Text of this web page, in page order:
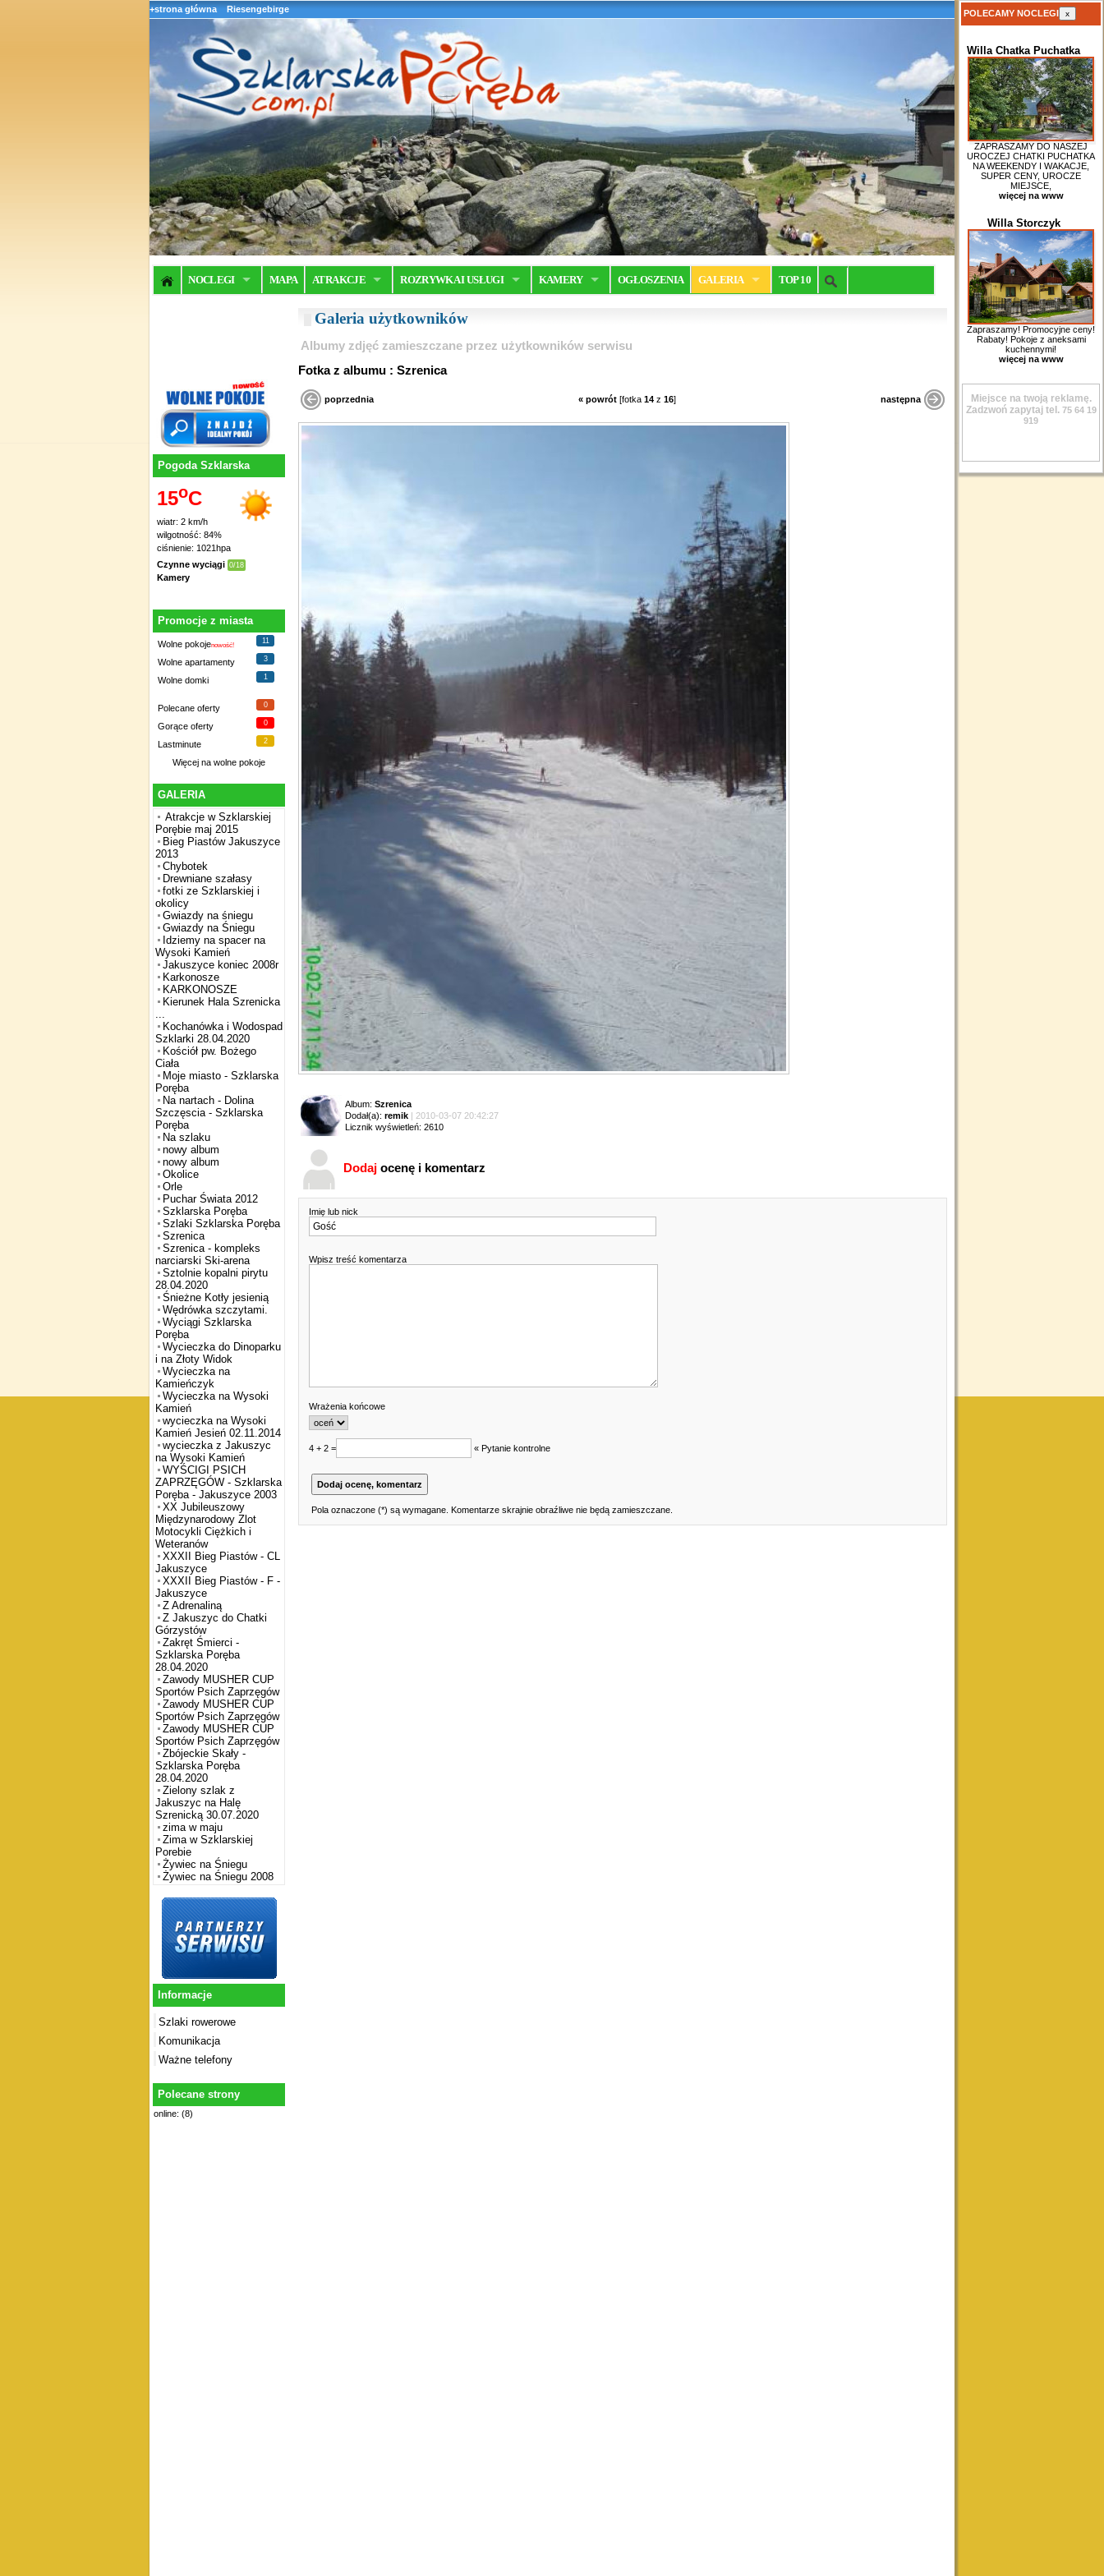
+strona główna Riesengebirge
NOCLEGI MAPA ATRAKCJE ROZRYWKA I USŁUGI KAMERY OGŁOSZENIA GALERIA TOP 10
Pogoda Szklarska
15oC
wiatr: 2 km/h
wilgotność: 84%
ciśnienie: 1021hpa
Czynne wyciągi 0/18
Kamery
Promocje z miasta
Wolne pokojenowość!
11
Wolne apartamenty 3
Wolne domki 1
Polecane oferty 0
Gorące oferty 0
Lastminute 2
Więcej na wolne pokoje
GALERIA
Atrakcje w Szklarskiej
Porębie maj 2015
Bieg Piastów Jakuszyce
2013
Chybotek
Drewniane szałasy
fotki ze Szklarskiej i
okolicy
Gwiazdy na śniegu
Gwiazdy na Śniegu
Idziemy na spacer na
Wysoki Kamień
Jakuszyce koniec 2008r
Karkonosze
KARKONOSZE
Kierunek Hala Szrenicka
...
Kochanówka i Wodospad
Szklarki 28.04.2020
Kościół pw. Bożego
Ciała
Moje miasto - Szklarska
Poręba
Na nartach - Dolina
Szczęscia - Szklarska
Poręba
Na szlaku
nowy album
nowy album
Okolice
Orle
Puchar Świata 2012
Szklarska Poręba
Szlaki Szklarska Poręba
Szrenica
Szrenica - kompleks
narciarski Ski-arena
Sztolnie kopalni pirytu
28.04.2020
Śnieżne Kotły jesienią
Wędrówka szczytami.
Wyciągi Szklarska
Poręba
Wycieczka do Dinoparku
i na Złoty Widok
Wycieczka na
Kamieńczyk
Wycieczka na Wysoki
Kamień
wycieczka na Wysoki
Kamień Jesień 02.11.2014
wycieczka z Jakuszyc
na Wysoki Kamień
WYŚCIGI PSICH
ZAPRZĘGÓW - Szklarska
Poręba - Jakuszyce 2003
XX Jubileuszowy
Międzynarodowy Zlot
Motocykli Ciężkich i
Weteranów
XXXII Bieg Piastów - CL
Jakuszyce
XXXII Bieg Piastów - F -
Jakuszyce
Z Adrenaliną
Z Jakuszyc do Chatki
Górzystów
Zakręt Śmierci -
Szklarska Poręba
28.04.2020
Zawody MUSHER CUP
Sportów Psich Zaprzęgów
Zawody MUSHER CUP
Sportów Psich Zaprzęgów
Zawody MUSHER CUP
Sportów Psich Zaprzęgów
Zbójeckie Skały -
Szklarska Poręba
28.04.2020
Zielony szlak z
Jakuszyc na Halę
Szrenicką 30.07.2020
zima w maju
Zima w Szklarskiej
Porebie
Żywiec na Śniegu
Żywiec na Śniegu 2008
Informacje
Szlaki rowerowe
Komunikacja
Ważne telefony
Polecane strony
online: (8)
Galeria użytkowników
Albumy zdjęć zamieszczane przez użytkowników serwisu
Fotka z albumu : Szrenica
poprzednia « powrót [fotka 14 z 16] następna
Album: Szrenica
Dodał(a): remik | 2010-03-07 20:42:27
Licznik wyświetleń: 2610
Dodaj ocenę i komentarz
Imię lub nick
Wpisz treść komentarza
Wrażenia końcowe
4 + 2 = « Pytanie kontrolne
Pola oznaczone (*) są wymagane. Komentarze skrajnie obraźliwe nie będą zamieszczane.
POLECAMY NOCLEGI x
Willa Chatka Puchatka
ZAPRASZAMY DO NASZEJ
UROCZEJ CHATKI PUCHATKA
NA WEEKENDY I WAKACJE,
SUPER CENY, UROCZE
MIEJSCE,
więcej na www
Willa Storczyk
Zapraszamy! Promocyjne ceny!
Rabaty! Pokoje z aneksami
kuchennymi!
więcej na www
Miejsce na twoją reklamę.
Zadzwoń zapytaj tel. 75 64 19
919